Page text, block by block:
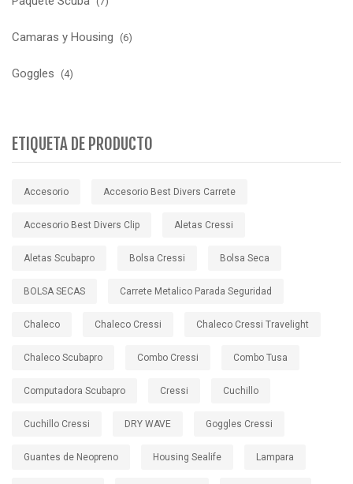
Camaras y Housing (6)
Goggles (4)
ETIQUETA DE PRODUCTO
Accesorio Accesorio Best Divers Carrete
Accesorio Best Divers Clip Aletas Cressi
Aletas Scubapro Bolsa Cressi Bolsa Seca
BOLSA SECAS Carrete Metalico Parada Seguridad
Chaleco Chaleco Cressi Chaleco Cressi Travelight
Chaleco Scubapro Combo Cressi Combo Tusa
Computadora Scubapro Cressi Cuchillo
Cuchillo Cressi DRY WAVE Goggles Cressi
Guantes de Neopreno Housing Sealife Lampara